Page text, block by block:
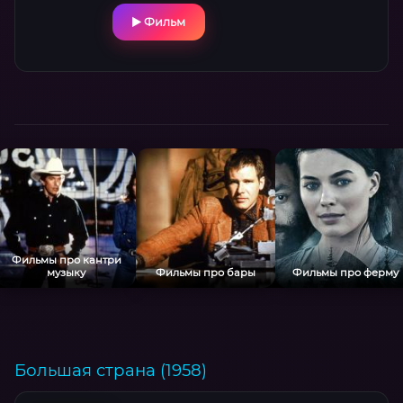
Фильм
Фильмы про кантри
музыку
Фильмы про бары Фильмы про ферму
Большая страна (1958)